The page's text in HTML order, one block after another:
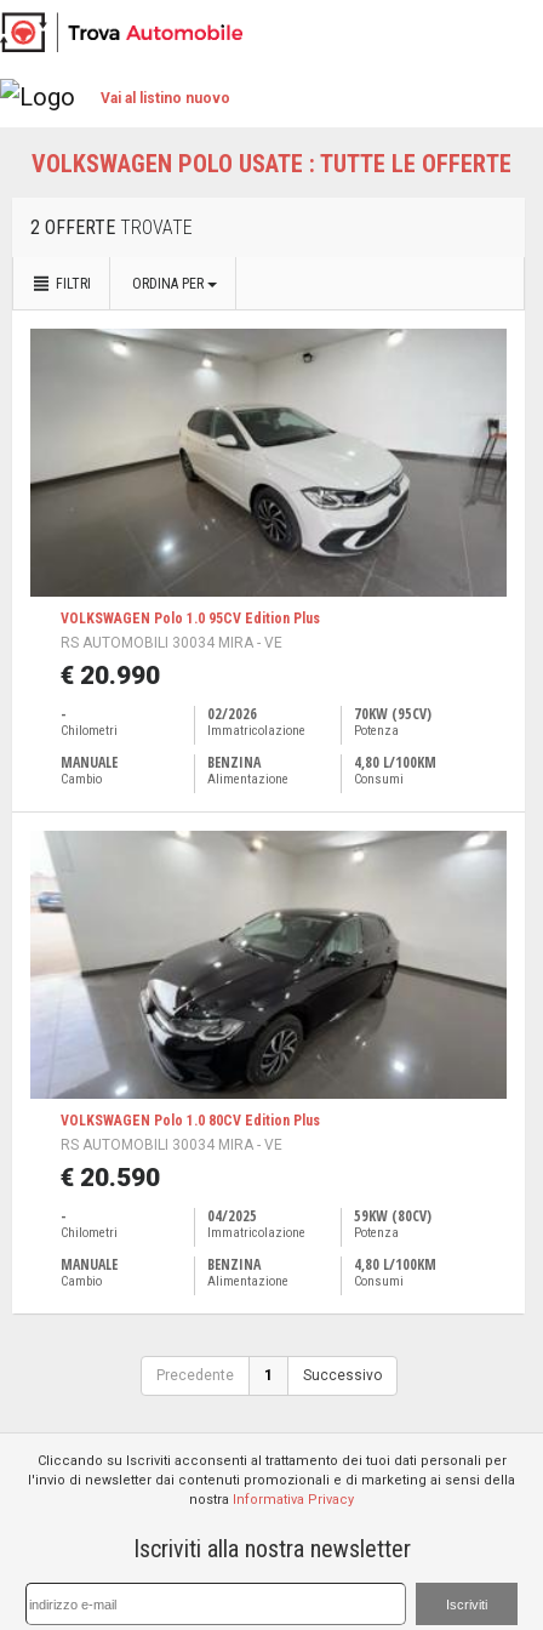
Vai al listino nuovo
VOLKSWAGEN POLO USATE : TUTTE LE OFFERTE
2 OFFERTE TROVATE
FILTRI ORDINA PER
VOLKSWAGEN Polo 1.0 95CV Edition Plus
RS AUTOMOBILI 30034 MIRA - VE
€ 20.990
-
Chilometri
02/2026
Immatricolazione
70KW (95CV)
Potenza
MANUALE
Cambio
BENZINA
Alimentazione
4,80 L/100KM
Consumi
VOLKSWAGEN Polo 1.0 80CV Edition Plus
RS AUTOMOBILI 30034 MIRA - VE
€ 20.590
-
Chilometri
04/2025
Immatricolazione
59KW (80CV)
Potenza
MANUALE
Cambio
BENZINA
Alimentazione
4,80 L/100KM
Consumi
Precedente 1 Successivo
Cliccando su Iscriviti acconsenti al trattamento dei tuoi dati personali per
l'invio di newsletter dai contenuti promozionali e di marketing ai sensi della
nostra
Informativa Privacy
Iscriviti alla nostra newsletter
Iscriviti